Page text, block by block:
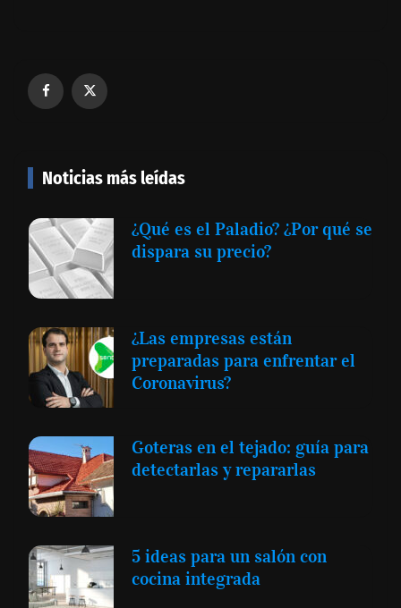
Noticias más leídas
¿Qué es el Paladio? ¿Por qué se
dispara su precio?
¿Las empresas están
preparadas para enfrentar el
Coronavirus?
Goteras en el tejado: guía para
detectarlas y repararlas
5 ideas para un salón con
cocina integrada